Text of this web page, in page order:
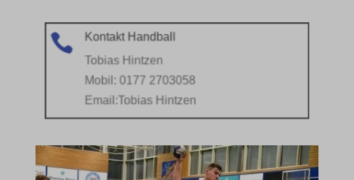

Kontakt Handball
Tobias Hintzen
Mobil: 0177 2703058
Email:Tobias Hintzen